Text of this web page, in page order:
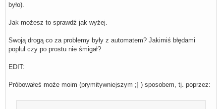
było).
Jak możesz to sprawdź jak wyżej.
Swoją drogą co za problemy były z automatem? Jakimiś błędami
popluł czy po prostu nie śmigał?
EDIT:
Próbowałeś może moim (prymitywniejszym ;] ) sposobem, tj. poprzez: